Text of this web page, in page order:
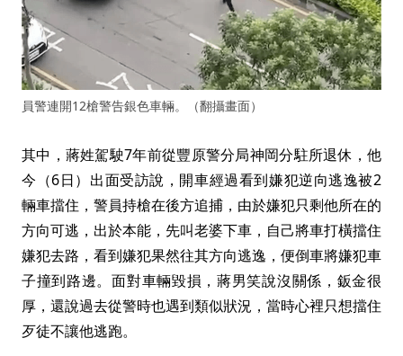
員警連開12槍警告銀色車輛。（翻攝畫面）
其中，蔣姓駕駛7年前從豐原警分局神岡分駐所退休，他
今（6日）出面受訪說，開車經過看到嫌犯逆向逃逸被2
輛車擋住，警員持槍在後方追捕，由於嫌犯只剩他所在的
方向可逃，出於本能，先叫老婆下車，自己將車打橫擋住
嫌犯去路，看到嫌犯果然往其方向逃逸，便倒車將嫌犯車
子撞到路邊。面對車輛毀損，蔣男笑說沒關係，鈑金很
厚，還說過去從警時也遇到類似狀況，當時心裡只想擋住
歹徒不讓他逃跑。